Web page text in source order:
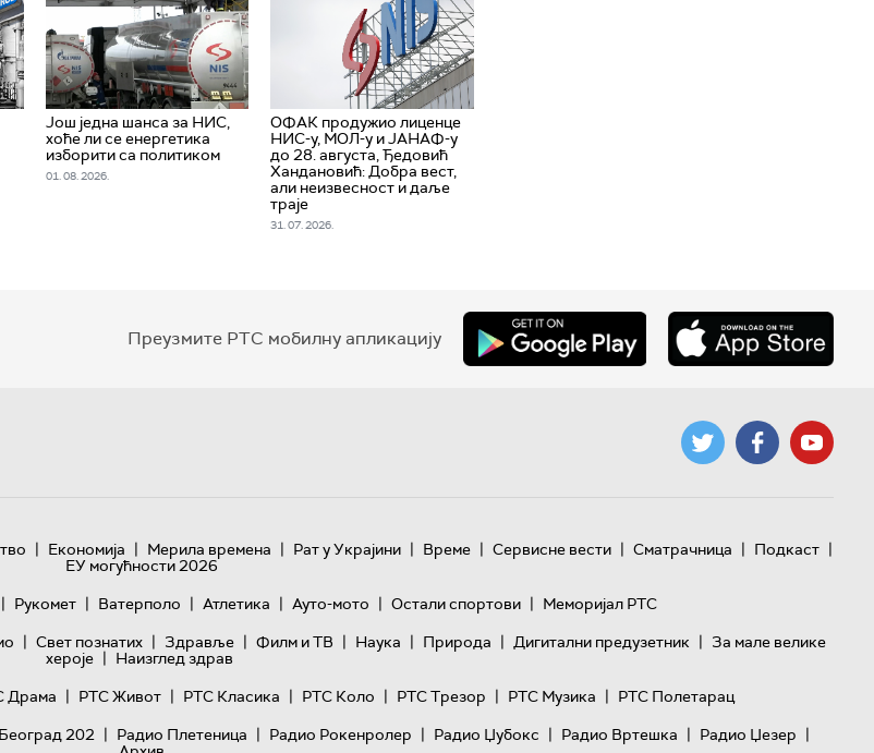
Још једна шанса за НИС,
хоће ли се енергетика
изборити са политиком
01. 08. 2026.
ОФАК продужио лиценце
НИС-у, МОЛ-у и ЈАНАФ-у
до 28. августа, Ђедовић
Хандановић: Добра вест,
али неизвесност и даље
траје
31. 07. 2026.
Преузмите РТС мобилну апликацију
| Економија | Мерила времена | Рат у Украјини | Време | Сервисне вести | Сматрачница | Подкаст |
ЕУ могућности 2026
| Рукомет | Ватерполо | Атлетика | Ауто-мото | Остали спортови | Меморијал РТС
| Свет познатих | Здравље | Филм и ТВ | Наука | Природа | Дигитални предузетник | За мале велике
хероје | Наизглед здрав
Драма | РТС Живот | РТС Класика | РТС Коло | РТС Трезор | РТС Музика | РТС Полетарац
Београд 202 | Радио Плетеница | Радио Рокенролер | Радио Џубокс | Радио Вртешка | Радио Џезер |